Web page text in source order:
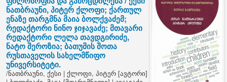
ნათბრაუნი, პიტერ ქლოფი; ქართულ
ენაზე თარგმნა მაია ბოლქვაძემ;
რედაქტორი ნინო ჯიჯავაძე; მთავარი
რედაქტორი ლელა თავდგირიძე,
ნატო შეროზია; ბათუმის შოთა
რუსთაველის სახელმწიფო
უნივერსიტეტი.
/ნათბრაუნი, ქესი |ქლოფი, პიტერ [ავტორი]